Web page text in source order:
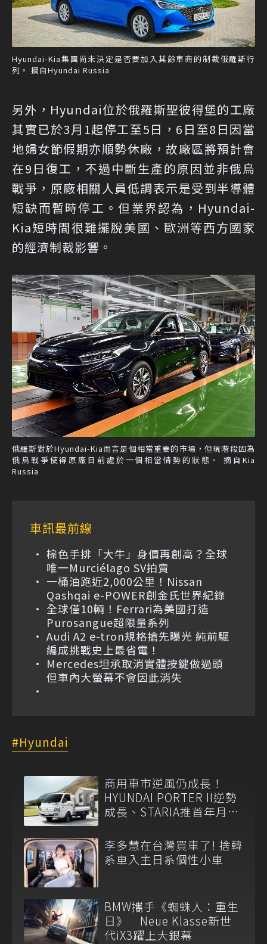
Hyundai-Kia集團尚未決定是否要加入其餘車商的制裁俄羅斯行
列。 摘自Hyundai Russia
另外，Hyundai位於俄羅斯聖彼得堡的工廠
其實已於3月1起停工至5日，6日至8日因當
地婦女節假期亦順勢休廠，故廠區將預計會
在9日復工，不過中斷生產的原因並非俄烏
戰爭，原廠相關人員低調表示是受到半導體
短缺而暫時停工。但業界認為，Hyundai-
Kia短時間很難擺脫美國、歐洲等西方國家
的經濟制裁影響。
俄羅斯對於Hyundai-Kia而言是個相當重要的市場，但現階段因為
俄烏戰爭使得原廠目前處於一個相當情勢的狀態。 摘自Kia
Russia
車訊最前線
棕色手排「大牛」身價再創高？全球
唯一Murciélago SV拍賣
一桶油跑近2,000公里！Nissan
Qashqai e-POWER創金氏世界紀錄
全球僅10輛！Ferrari為美國打造
Purosangue超限量系列
Audi A2 e-tron規格搶先曝光 純前驅
編成挑戰史上最省電！
Mercedes坦承取消實體按鍵做過頭
但車內大螢幕不會因此消失
Hyundai
商用車市逆風仍成長！
HYUNDAI PORTER II逆勢
成長、STARIA推首年月付
李多慧在台灣買車了! 捨韓
系車入主日系個性小車
BMW攜手《蜘蛛人：重生
日》 Neue Klasse新世
代iX3躍上大銀幕